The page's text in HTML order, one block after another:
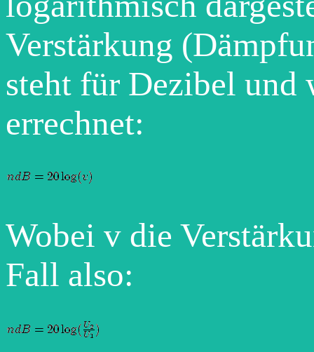
Verstärkung
steht für Dezibel und
errechnet:
Wobei v die
Fall also: